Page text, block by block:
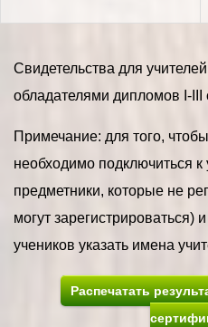
Свидетельства для
обладателями дипломов I-III
Примечание: для того,
необходимо подключиться к
предметники, которые не
могут зарегистрироваться)
учеников указать имена
Распечатать